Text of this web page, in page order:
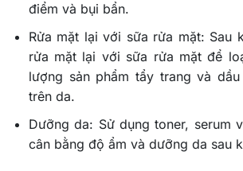
điểm và bụi bẩn.
Rửa mặt lại với sữa rửa mặt: Sau
rửa mặt lại với sữa rửa mặt để
lượng sản phẩm tẩy trang và
trên da.
Dưỡng da: Sử dụng toner, serum
cân bằng độ ẩm và dưỡng da sau